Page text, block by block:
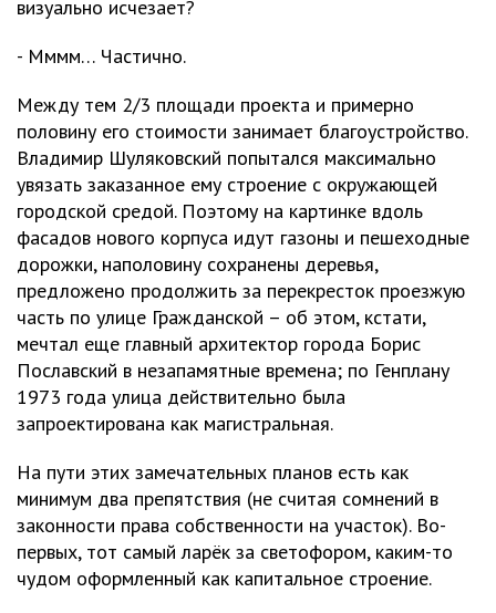
визуально исчезает?
- Мммм… Частично.
Между тем 2/3 площади проекта и примерно
половину его стоимости занимает благоустройство.
Владимир Шуляковский попытался максимально
увязать заказанное ему строение с окружающей
городской средой. Поэтому на картинке вдоль
фасадов нового корпуса идут газоны и пешеходные
дорожки, наполовину сохранены деревья,
предложено продолжить за перекресток проезжую
часть по улице Гражданской – об этом, кстати,
мечтал еще главный архитектор города Борис
Пославский в незапамятные времена; по Генплану
1973 года улица действительно была
запроектирована как магистральная.
На пути этих замечательных планов есть как
минимум два препятствия (не считая сомнений в
законности права собственности на участок). Во-
первых, тот самый ларёк за светофором, каким-то
чудом оформленный как капитальное строение.